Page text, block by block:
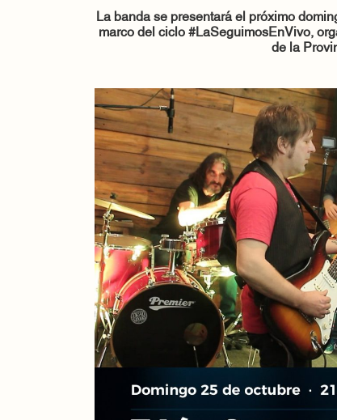
La banda se presentará el próximo
marco del ciclo #LaSeguimosEnVivo,
de la